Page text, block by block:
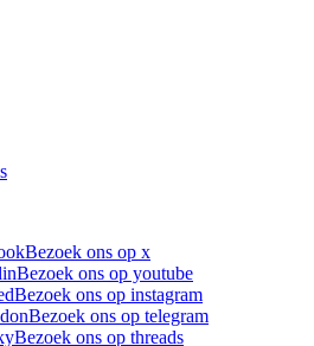
Bezoek ons op x
Bezoek ons op youtube
Bezoek ons op instagram
Bezoek ons op telegram
Bezoek ons op threads